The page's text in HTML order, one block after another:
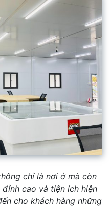
chỉ là nơi ở mà còn
cao và tiện ích hiện
cho khách hàng những